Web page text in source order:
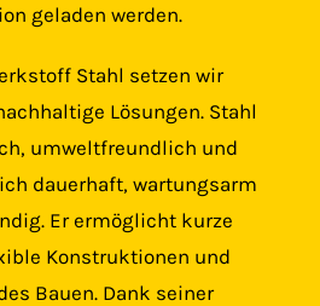
geladen werden.
Stahl setzen wir
Lösungen. Stahl
umweltfreundlich und
dauerhaft, wartungsarm
Er ermöglicht kurze
Konstruktionen und
Bauen. Dank seiner